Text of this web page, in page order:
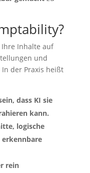
Inhalte auf
und
der Praxis heißt
dass KI sie
kann.
logische
rein